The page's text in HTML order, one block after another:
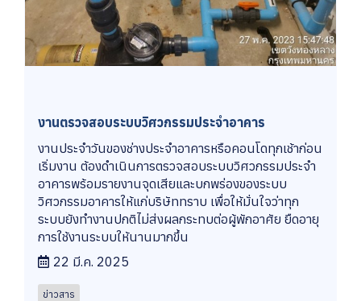
งานตรวจสอบระบบวิศวกรรมประจำอาคาร
งานประจำวันของช่างประจำอาคารหรือคอนโดทุกเช้าก่อน
เริ่มงาน ต้องดำเนินการตรวจสอบระบบวิศวกรรมประจำ
อาคารพร้อมรายงานจุดเสียและบกพร่องของระบบ
วิศวกรรมอาคารให้แก่บริษัททราบ เพื่อให้มั่นใจว่าทุก
ระบบยังทำงานปกติไม่ส่งผลกระทบต่อผู้พักอาศัย ยืดอายุ
การใช้งานระบบให้นานมากขึ้น
22 มี.ค. 2025
ข่าวสาร